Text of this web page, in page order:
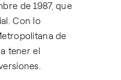
de 1987, que
Con lo
de
tener el